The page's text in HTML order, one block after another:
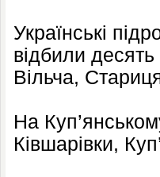
Українські
відбили
Вільча,
На
Ківшарівки,